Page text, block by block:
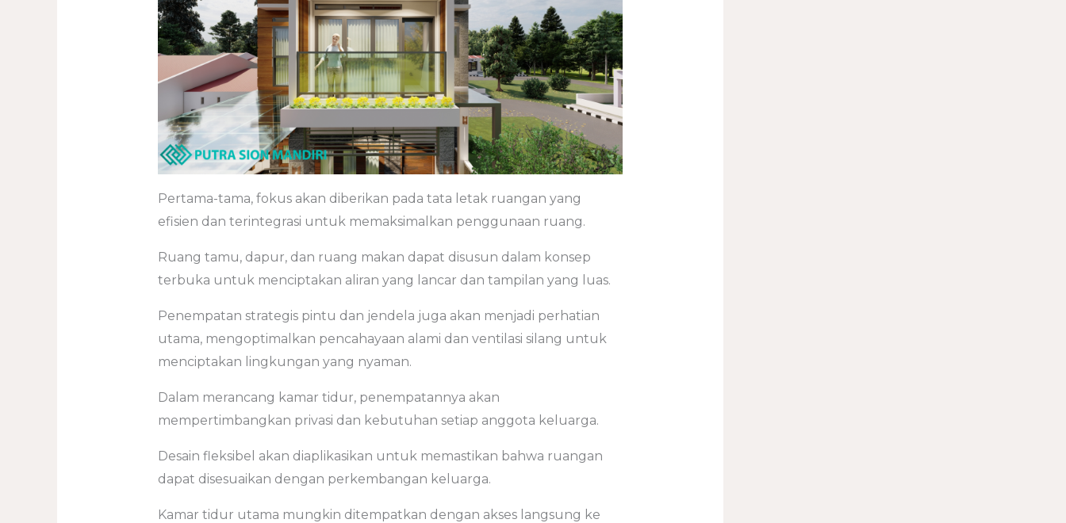
Pertama-tama, fokus akan diberikan pada tata letak ruangan yang
efisien dan terintegrasi untuk memaksimalkan penggunaan ruang.
Ruang tamu, dapur, dan ruang makan dapat disusun dalam konsep
terbuka untuk menciptakan aliran yang lancar dan tampilan yang luas.
Penempatan strategis pintu dan jendela juga akan menjadi perhatian
utama, mengoptimalkan pencahayaan alami dan ventilasi silang untuk
menciptakan lingkungan yang nyaman.
Dalam merancang kamar tidur, penempatannya akan
mempertimbangkan privasi dan kebutuhan setiap anggota keluarga.
Desain fleksibel akan diaplikasikan untuk memastikan bahwa ruangan
dapat disesuaikan dengan perkembangan keluarga.
Kamar tidur utama mungkin ditempatkan dengan akses langsung ke